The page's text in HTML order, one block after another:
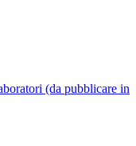
(da pubblicare in